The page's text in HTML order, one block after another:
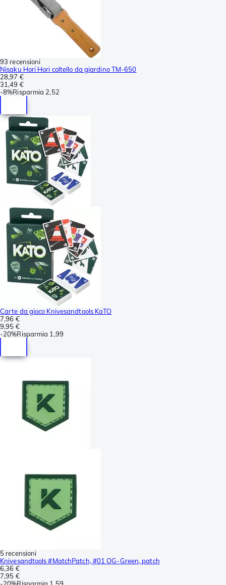
93 recensioni
Nisaku Hori Hori coltello da giardino TM-650
28,97 €
31,49 €
-8%Risparmia 2,52
Carte da gioco Knivesandtools KaTO
7,96 €
9,95 €
-20%Risparmia 1,99
5 recensioni
Knivesandtools #MatchPatch, #01 OG-Green, patch
6,36 €
7,95 €
-20%Risparmia 1,59